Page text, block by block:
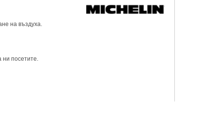
на въздуха.
посетите.